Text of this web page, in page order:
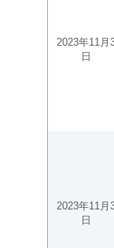
2023年11月
日
2023年11月
日